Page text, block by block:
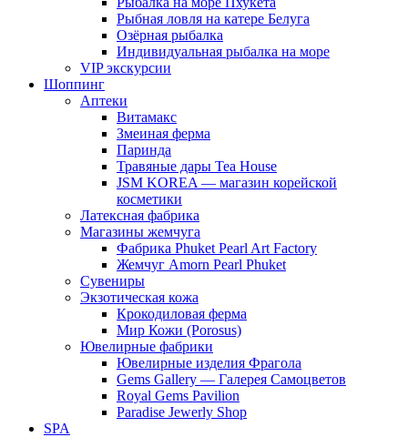
Рыбная ловля на катере Белуга
Озёрная рыбалка
Индивидуальная рыбалка на море
VIP экскурсии
Шоппинг
Аптеки
Витамакс
Змеиная ферма
Паринда
Травяные дары Tea House
JSM KOREA — магазин корейской
косметики
Латексная фабрика
Магазины жемчуга
Фабрика Phuket Pearl Art Factory
Жемчуг Amorn Pearl Phuket
Сувениры
Экзотическая кожа
Крокодиловая ферма
Мир Кожи (Porosus)
Ювелирные фабрики
Ювелирные изделия Фрагола
Gems Gallery — Галерея Самоцветов
Royal Gems Pavilion
Paradise Jewerly Shop
SPA